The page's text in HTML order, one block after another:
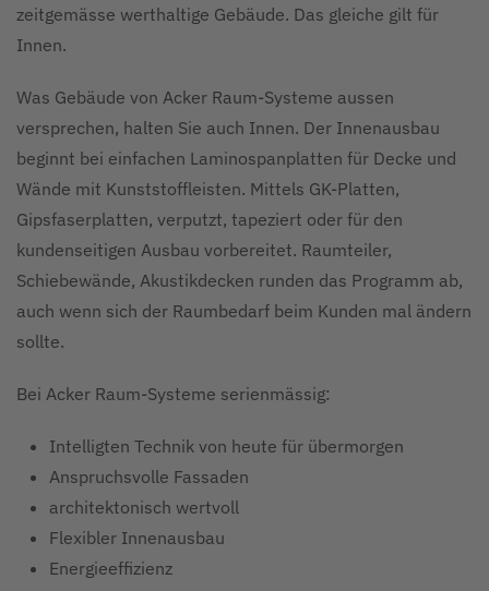
zeitgemässe werthaltige Gebäude. Das gleiche gilt für
Innen.
Was Gebäude von Acker Raum-Systeme aussen
versprechen, halten Sie auch Innen. Der Innenausbau
beginnt bei einfachen Laminospanplatten für Decke und
Wände mit Kunststoffleisten. Mittels GK-Platten,
Gipsfaserplatten, verputzt, tapeziert oder für den
kundenseitigen Ausbau vorbereitet. Raumteiler,
Schiebewände, Akustikdecken runden das Programm ab,
auch wenn sich der Raumbedarf beim Kunden mal ändern
sollte.
Bei Acker Raum-Systeme serienmässig:
Intelligten Technik von heute für übermorgen
Anspruchsvolle Fassaden
architektonisch wertvoll
Flexibler Innenausbau
Energieeffizienz